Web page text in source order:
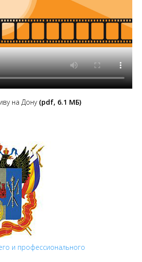
на Дону (pdf, 6.1 MБ)
и профессионального